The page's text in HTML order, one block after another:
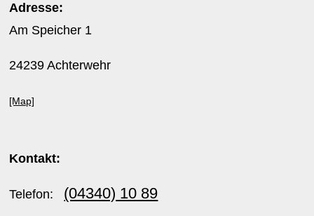
Adresse:
Am Speicher 1
24239 Achterwehr
[Map]
Kontakt:
Telefon: (04340) 10 89